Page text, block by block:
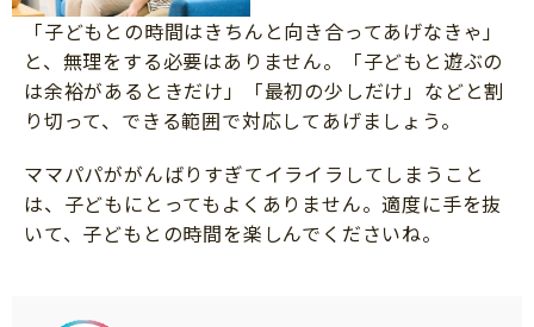
「子どもとの時間はきちんと向き合ってあげなきゃ」
と、無理をする必要はありません。「子どもと遊ぶの
は余裕があるときだけ」「最初の少しだけ」などと割
り切って、できる範囲で対応してあげましょう。
ママパパががんばりすぎてイライラしてしまうこと
は、子どもにとってもよくありません。適度に手を抜
いて、子どもとの時間を楽しんでくださいね。